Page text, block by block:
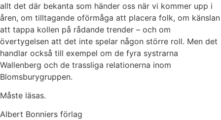
allt det där bekanta som händer oss när vi kommer upp i
åren, om tilltagande oförmåga att placera folk, om känslan
att tappa kollen på rådande trender – och om
övertygelsen att det inte spelar någon större roll. Men det
handlar också till exempel om de fyra systrarna
Wallenberg och de trassliga relationerna inom
Blomsburygruppen.
Måste läsas.
Albert Bonniers förlag